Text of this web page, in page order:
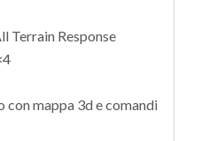
Terrain Response
mappa 3d e comandi